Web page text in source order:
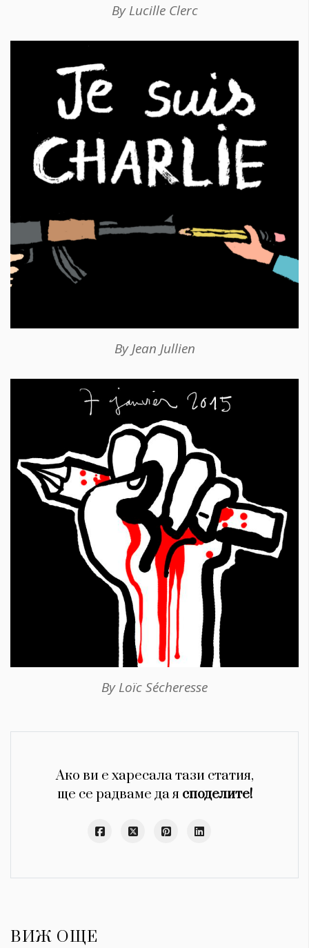
By Lucille Clerc
By Jean Jullien
By Loïc Sécheresse
Ако ви е харесала тази статия,
ще се радваме да я споделите!
ВИЖ ОЩЕ